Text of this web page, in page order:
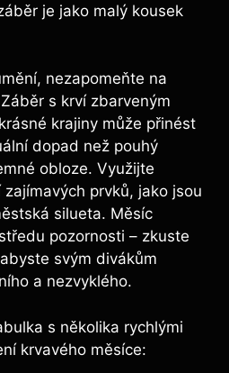
je jako malý kousek
nezapomeňte na
s ⁢krví zbarveným
krajiny může přinést
dopad než pouhý
obloze. Využijte‍
​prvků, jako jsou
silueta.‌ Měsíc⁣
pozornosti – zkuste
svým divákům
a nezvyklého.
s‌ několika rychlými
krvavého měsíce: